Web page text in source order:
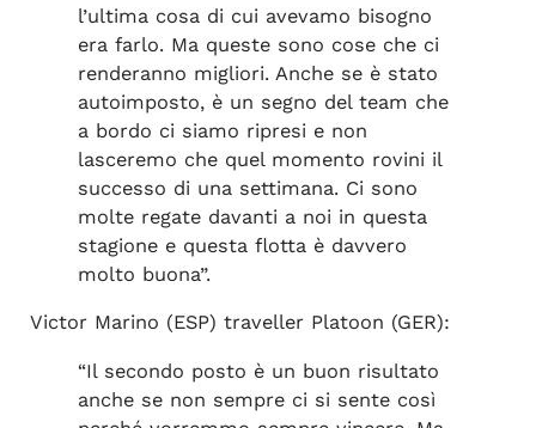
l’ultima cosa di cui avevamo bisogno
era farlo. Ma queste sono cose che ci
renderanno migliori. Anche se è stato
autoimposto, è un segno del team che
a bordo ci siamo ripresi e non
lasceremo che quel momento rovini il
successo di una settimana. Ci sono
molte regate davanti a noi in questa
stagione e questa flotta è davvero
molto buona”.
Victor Marino (ESP) traveller Platoon (GER):
“Il secondo posto è un buon risultato
anche se non sempre ci si sente così